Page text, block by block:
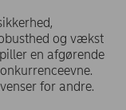
og vækst
en afgørende
for andre.